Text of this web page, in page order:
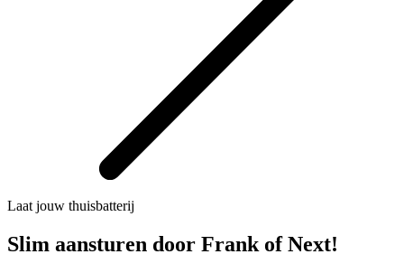
Laat jouw thuisbatterij
Slim aansturen door Frank of Next!